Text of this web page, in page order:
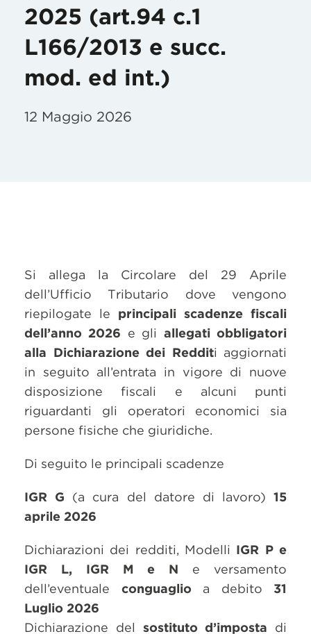
2025 (art.94 c.1
L166/2013 e succ.
mod. ed int.)
12 Maggio 2026
Si allega la Circolare del 29 Aprile
dell’Ufficio Tributario dove vengono
riepilogate le principali scadenze fiscali
dell’anno 2026 e gli allegati obbligatori
alla Dichiarazione dei Redditi aggiornati
in seguito all’entrata in vigore di nuove
disposizione fiscali e alcuni punti
riguardanti gli operatori economici sia
persone fisiche che giuridiche.
Di seguito le principali scadenze
IGR G (a cura del datore di lavoro) 15
aprile 2026
Dichiarazioni dei redditi, Modelli IGR P e
IGR L, IGR M e N e versamento
dell’eventuale conguaglio a debito 31
Luglio 2026
Dichiarazione del sostituto d’imposta di